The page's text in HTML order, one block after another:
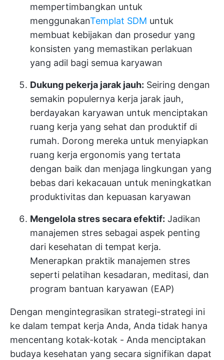
mempertimbangkan untuk
menggunakanTemplat SDM untuk
membuat kebijakan dan prosedur yang
konsisten yang memastikan perlakuan
yang adil bagi semua karyawan
Dukung pekerja jarak jauh: Seiring dengan
semakin populernya kerja jarak jauh,
berdayakan karyawan untuk menciptakan
ruang kerja yang sehat dan produktif di
rumah. Dorong mereka untuk menyiapkan
ruang kerja ergonomis yang tertata
dengan baik dan menjaga lingkungan yang
bebas dari kekacauan untuk meningkatkan
produktivitas dan kepuasan karyawan
Mengelola stres secara efektif: Jadikan
manajemen stres sebagai aspek penting
dari kesehatan di tempat kerja.
Menerapkan praktik manajemen stres
seperti pelatihan kesadaran, meditasi, dan
program bantuan karyawan (EAP)
Dengan mengintegrasikan strategi-strategi ini
ke dalam tempat kerja Anda, Anda tidak hanya
mencentang kotak-kotak - Anda menciptakan
budaya kesehatan yang secara signifikan dapat